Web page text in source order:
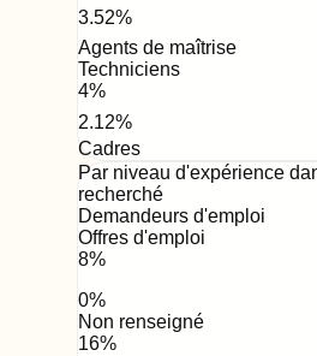
3.52%
Agents de maîtrise
Techniciens
4%
2.12%
Cadres
Par niveau d'expérience
recherché
Demandeurs d'emploi
Offres d'emploi
8%
0%
Non renseigné
16%